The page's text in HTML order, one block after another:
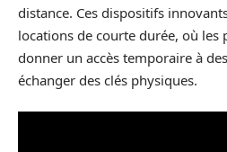
distance. Ces dispositifs
locations de courte durée, où
donner un accès temporaire à
échanger des clés physiques.